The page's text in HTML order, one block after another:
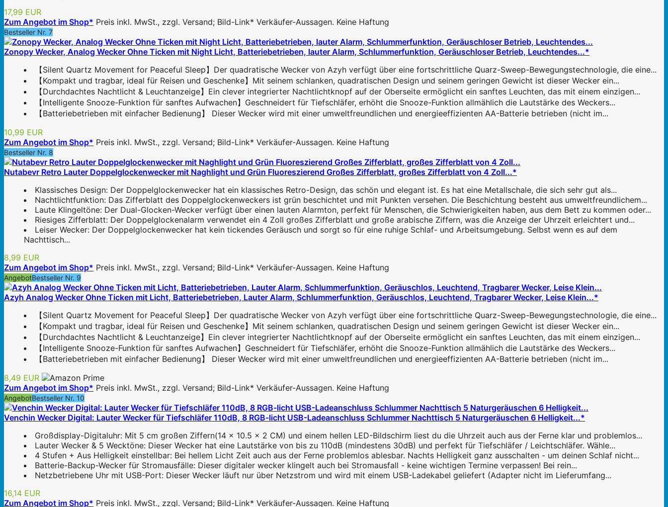
17,99 EUR
Zum Angebot im Shop* Preis inkl. MwSt., zzgl. Versand; Bild-Link* Verkäufer-Aussagen. Keine Haftung
Bestseller Nr. 7
Zonopy Wecker, Analog Wecker Ohne Ticken mit Night Licht, Batteriebetrieben, lauter Alarm, Schlummerfunktion, Geräuschloser Betrieb, Leuchtendes...*
【Silent Quartz Movement for Peaceful Sleep】Der quadratische Wecker von Azyh verfügt über eine fortschrittliche Quarz-Sweep-Bewegungstechnologie, die eine...
【Kompakt und tragbar, ideal für Reisen und Geschenke】Mit seinem schlanken, quadratischen Design und seinem geringen Gewicht ist dieser Wecker ein...
【Durchdachtes Nachtlicht & Leuchtanzeige】Ein clever integrierter Nachtlichtknopf auf der Oberseite ermöglicht ein sanftes Leuchten, das mit einem einzigen...
【Intelligente Snooze-Funktion für sanftes Aufwachen】Geschneidert für Tiefschläfer, erhöht die Snooze-Funktion allmählich die Lautstärke des Weckers...
【Batteriebetrieben mit einfacher Bedienung】 Dieser Wecker wird mit einer umweltfreundlichen und energieeffizienten AA-Batterie betrieben (nicht im...
10,99 EUR
Zum Angebot im Shop* Preis inkl. MwSt., zzgl. Versand; Bild-Link* Verkäufer-Aussagen. Keine Haftung
Bestseller Nr. 8
Nutabevr Retro Lauter Doppelglockenwecker mit Naghlight und Grün Fluoreszierend Großes Zifferblatt, großes Zifferblatt von 4 Zoll...*
Klassisches Design: Der Doppelglockenwecker hat ein klassisches Retro-Design, das schön und elegant ist. Es hat eine Metallschale, die sich sehr gut als...
Nachtlichtfunktion: Das Zifferblatt des Doppelglockenweckers ist grün beschichtet und mit Punkten versehen. Die Beschichtung besteht aus umweltfreundlichem...
Laute Klingeltöne: Der Dual-Glocken-Wecker verfügt über einen lauten Alarmton, perfekt für Menschen, die Schwierigkeiten haben, aus dem Bett zu kommen oder...
Riesiges Zifferblatt: Der Doppelglockenalarm verwendet ein 4 Zoll großes Zifferblatt und große arabische Ziffern, was die Anzeige der Uhrzeit erleichtert und...
Leiser Wecker: Der Doppelglockenwecker hat kein tickendes Geräusch und sorgt so für eine ruhige Schlaf- und Arbeitsumgebung. Selbst wenn es auf dem
Nachttisch...
8,99 EUR
Zum Angebot im Shop* Preis inkl. MwSt., zzgl. Versand; Bild-Link* Verkäufer-Aussagen. Keine Haftung
AngebotBestseller Nr. 9
Azyh Analog Wecker Ohne Ticken mit Licht, Batteriebetrieben, Lauter Alarm, Schlummerfunktion, Geräuschlos, Leuchtend, Tragbarer Wecker, Leise Klein...*
【Silent Quartz Movement for Peaceful Sleep】Der quadratische Wecker von Azyh verfügt über eine fortschrittliche Quarz-Sweep-Bewegungstechnologie, die eine...
【Kompakt und tragbar, ideal für Reisen und Geschenke】Mit seinem schlanken, quadratischen Design und seinem geringen Gewicht ist dieser Wecker ein...
【Durchdachtes Nachtlicht & Leuchtanzeige】Ein clever integrierter Nachtlichtknopf auf der Oberseite ermöglicht ein sanftes Leuchten, das mit einem einzigen...
【Intelligente Snooze-Funktion für sanftes Aufwachen】Geschneidert für Tiefschläfer, erhöht die Snooze-Funktion allmählich die Lautstärke des Weckers...
【Batteriebetrieben mit einfacher Bedienung】 Dieser Wecker wird mit einer umweltfreundlichen und energieeffizienten AA-Batterie betrieben (nicht im...
8,49 EUR
Zum Angebot im Shop* Preis inkl. MwSt., zzgl. Versand; Bild-Link* Verkäufer-Aussagen. Keine Haftung
AngebotBestseller Nr. 10
Venchin Wecker Digital: Lauter Wecker für Tiefschläfer 110dB, 8 RGB-licht USB-Ladeanschluss Schlummer Nachttisch 5 Naturgeräuschen 6 Helligkeit...*
Großdisplay-Digitaluhr: Mit 5 cm großen Ziffern(14 x 10.5 x 2 CM) und einem hellen LED-Bildschirm liest du die Uhrzeit auch aus der Ferne klar und problemlos...
Lauter Wecker & 5 Wecktöne: Dieser Wecker hat eine Lautstärke von bis zu 110dB (mindestens 30dB) und perfekt für Tiefschläfer / Leichtschläfer. Wähle...
4 Stufen + Aus Helligkeit einstellbar: Bei hellem Licht Zeit auch aus der Ferne problemlos ablesbar. Nachts Helligkeit ganz ausschalten - um deinen Schlaf nicht...
Batterie-Backup-Wecker für Stromausfälle: Dieser digitaler wecker klingelt auch bei Stromausfall - keine wichtigen Termine verpassen! Bei rein...
Netzbetriebene Uhr mit USB-Port: Dieser Wecker läuft nur über Netzstrom und wird mit einem USB-Ladekabel geliefert (Adapter nicht im Lieferumfang...
16,14 EUR
Zum Angebot im Shop* Preis inkl. MwSt., zzgl. Versand; Bild-Link* Verkäufer-Aussagen. Keine Haftung